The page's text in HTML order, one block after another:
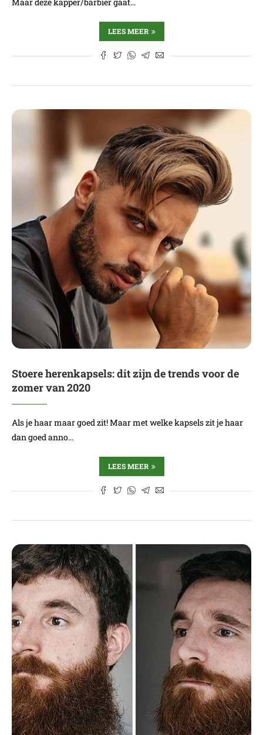
LEES MEER
Stoere herenkapsels: dit zijn de trends voor de
zomer van 2020
Als je haar maar goed zit! Maar met welke kapsels zit je haar
dan goed anno…
LEES MEER